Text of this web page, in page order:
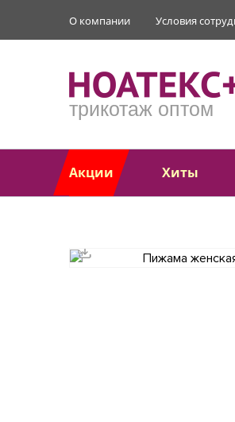
О компании Условия
трикотаж оптом
Акции Хиты